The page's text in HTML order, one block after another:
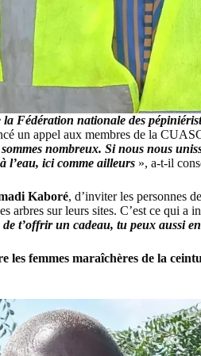
Fédération nationale des
un appel aux membres de la
nombreux. Si nous nous
l’eau, ici comme ailleurs », a-t-il
Kaboré, d’inviter les personnes
arbres sur leurs sites. C’est ce qui a
de t’offrir un cadeau, tu peux aussi
les femmes maraîchères de la